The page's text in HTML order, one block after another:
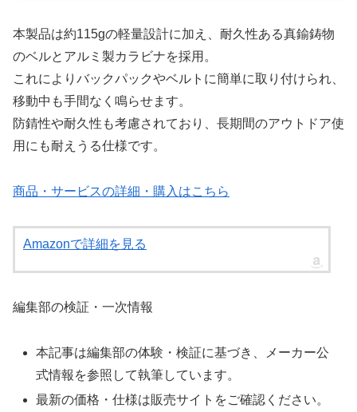
本製品は約115gの軽量設計に加え、耐久性ある真鍮鋳物
のベルとアルミ製カラビナを採用。
これによりバックパックやベルトに簡単に取り付けられ、
移動中も手間なく鳴らせます。
防錆性や耐久性も考慮されており、長期間のアウトドア使
用にも耐えうる仕様です。
商品・サービスの詳細・購入はこちら
Amazonで詳細を見る
編集部の検証・一次情報
本記事は編集部の体験・検証に基づき、メーカー公
式情報を参照して執筆しています。
最新の価格・仕様は販売サイトをご確認ください。